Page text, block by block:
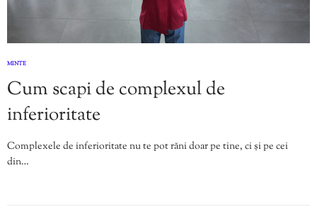
MINTE
Cum scapi de complexul de
inferioritate
Complexele de inferioritate nu te pot răni doar pe tine, ci și pe cei
din…